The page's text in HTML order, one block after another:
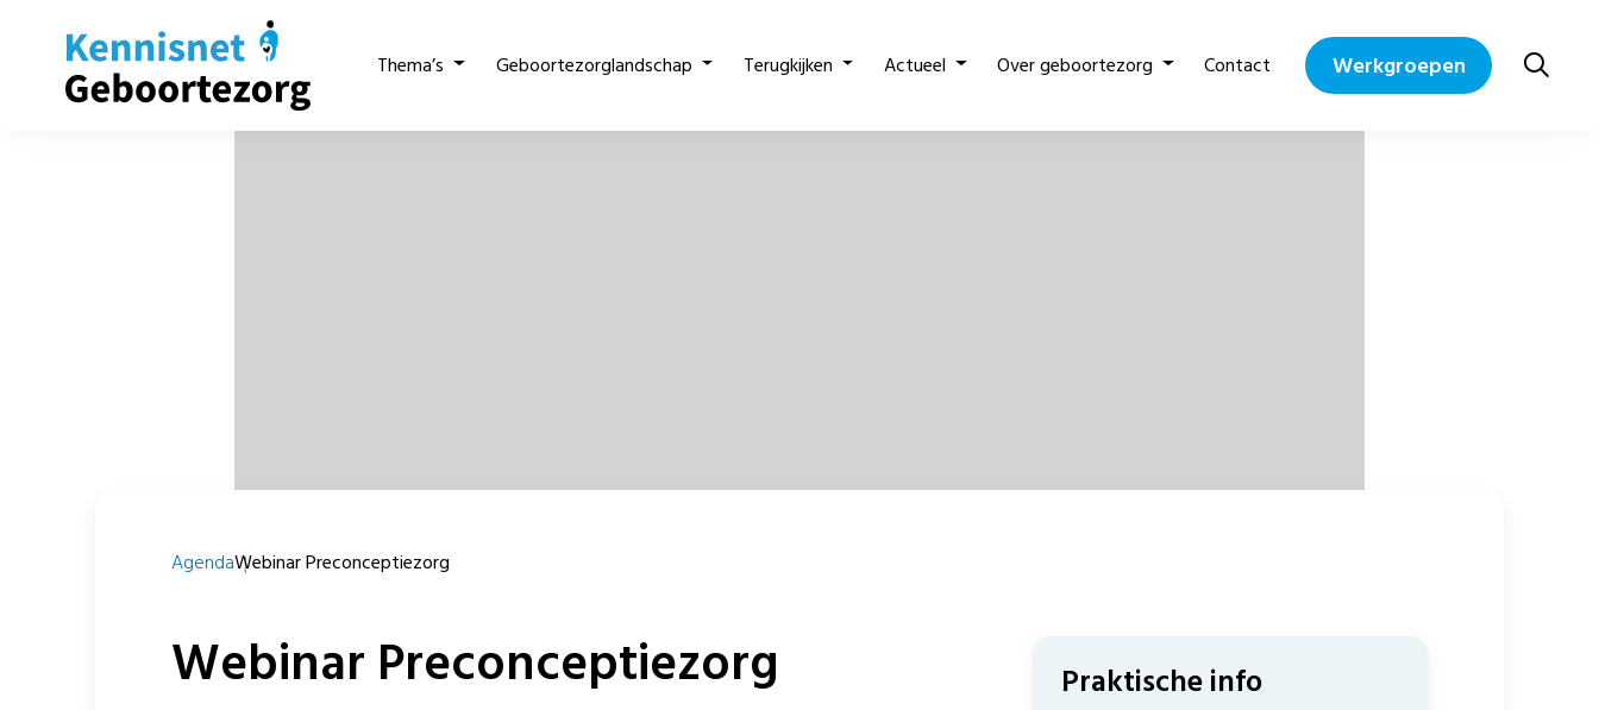
Thema’s Geboortezorglandschap Terugkijken Actueel Over geboortezorg Contact Werkgroepen
AgendaWebinar Preconceptiezorg
Webinar Preconceptiezorg Praktische info